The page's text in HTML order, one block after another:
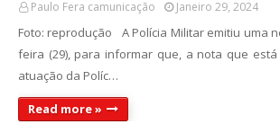
Paulo Fera camunicação Janeiro 29, 2024
Foto: reprodução A Polícia Militar emitiu uma
feira (29), para informar que, a nota que
atuação da Políc…
Read more »